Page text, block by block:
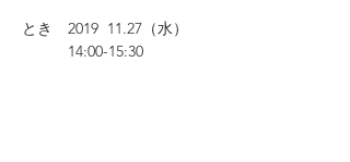
とき　2019  11.27（水）
14:00-15:30